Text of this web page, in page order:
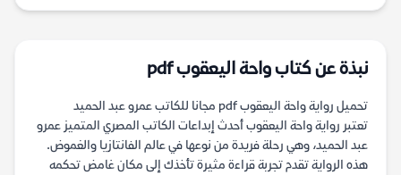
نبذة عن كتاب واحة اليعقوب pdf
تحميل رواية واحة اليعقوب pdf مجانا للكاتب عمرو عبد الحميد
تعتبر رواية واحة اليعقوب أحدث إبداعات الكاتب المصري المتميز عمرو
عبد الحميد، وهي رحلة فريدة من نوعها في عالم الفانتازيا والغموض.
هذه الرواية تقدم تجربة قراءة مثيرة تأخذك إلى مكان غامض تحكمه